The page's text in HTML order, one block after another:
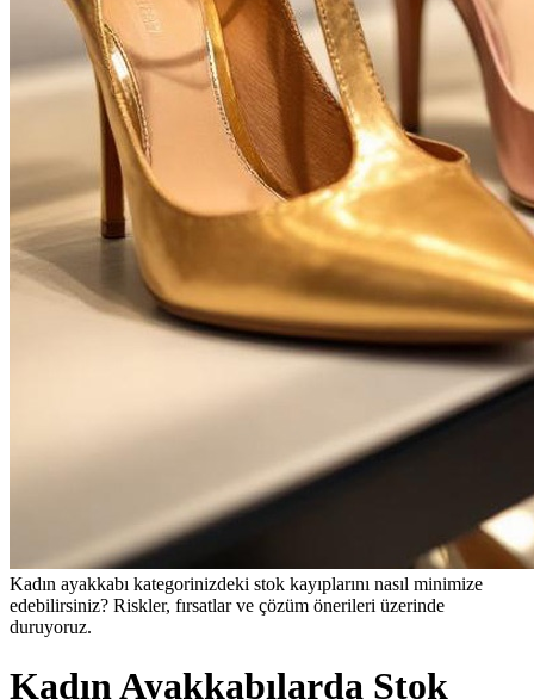
Kadın ayakkabı kategorinizdeki stok kayıplarını nasıl minimize
edebilirsiniz? Riskler, fırsatlar ve çözüm önerileri üzerinde
duruyoruz.
Kadın Ayakkabılarda Stok